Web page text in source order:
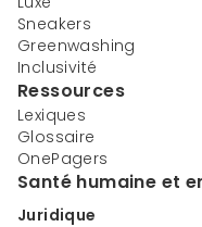
Sneakers
Greenwashing
Inclusivité
Ressources
Lexiques
Glossaire
OnePagers
Santé humaine et
Juridique